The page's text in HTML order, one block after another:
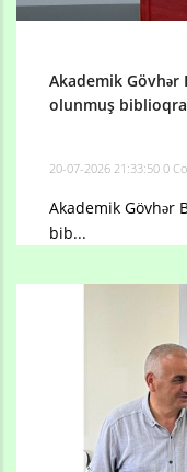
Akademik Gövhər
olunmuş
20-07-2026 21:33:50 0
Akademik Gövhər
bib...